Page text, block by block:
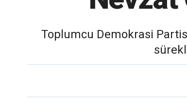
Toplumcu Demokrasi